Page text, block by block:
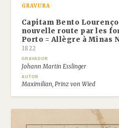
GRAVURA
Capitam Bento
nouvelle route par les
Porto = Allègre à Minas
1822
GRAVADOR
Johann Martin Esslinger
AUTOR
Maximilian, Prinz von Wied